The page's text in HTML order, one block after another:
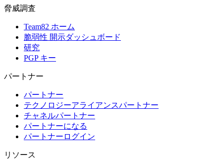
脅威調査
Team82 ホーム
脆弱性 開示ダッシュボード
研究
PGP キー
パートナー
パートナー
テクノロジーアライアンスパートナー
チャネルパートナー
パートナーになる
パートナーログイン
リソース